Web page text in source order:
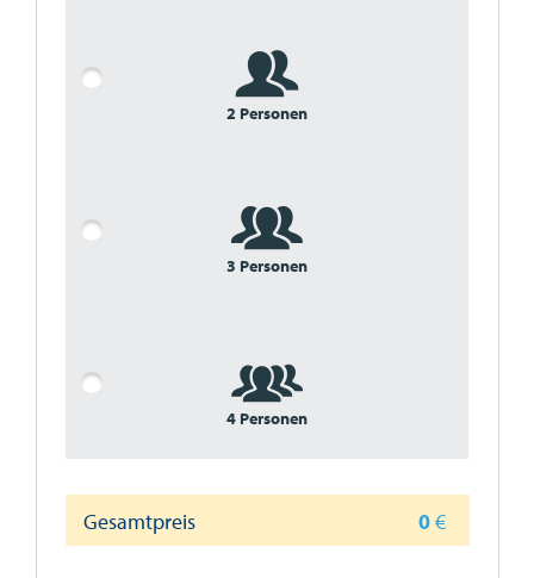
2 Personen
3 Personen
4 Personen
Gesamtpreis 0€